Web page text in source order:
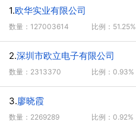
1.欧华实业有限公司
数量：127003614 比例：51.25%
2.深圳市欧立电子有限公司
数量：2313370 比例：0.93%
3.廖晓霞
数量：2269289 比例：0.92%